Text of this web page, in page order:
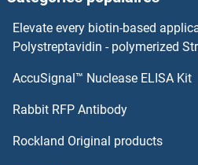
TARS Kits ELISA
TARDBP Kits ELISA
TARBP2 Kits ELISA
Elevate every biotin-based
Polystreptavidin - polymerized
AccuSignal™ Nuclease ELISA Kit
Rabbit RFP Antibody
Rockland Original products